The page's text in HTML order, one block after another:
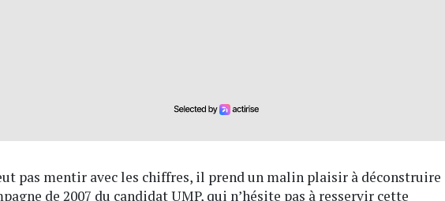
pas mentir avec les chiffres, il prend un malin plaisir à déconstruire
de 2007 du candidat UMP, qui n’hésite pas à resservir cette